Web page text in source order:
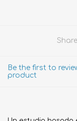
Share
Be the first to
product